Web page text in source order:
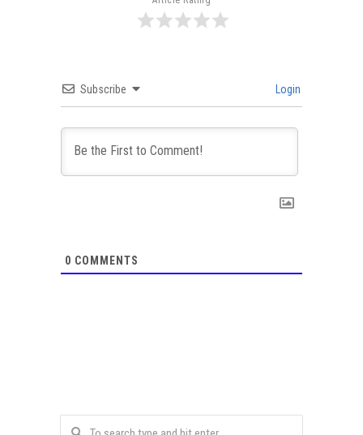
Subscribe Login
0 COMMENTS